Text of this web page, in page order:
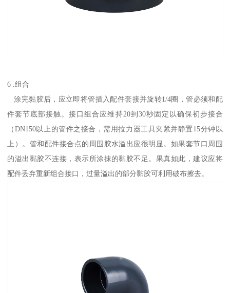
6 .组合
涂完黏胶后，应立即将管插入配件套接并旋转1/4圈，管必须和配
件套节底部接触。接口组合应维持20到30秒固定以确保初步接合
（DN150以上的管件之接合，需用拉力器工具夹紧并静置15分钟以
上）。管和配件接合点的周围胶水溢出应很明显。如果套节口周围
的溢出黏胶不连接，表示所涂抹的黏胶不足。果真如此，建议应将
配件丢弃重新组合接口，过量溢出的部分黏胶可利用破布擦去。